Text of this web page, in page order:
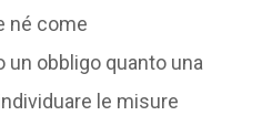
né come
un obbligo quanto una
le misure